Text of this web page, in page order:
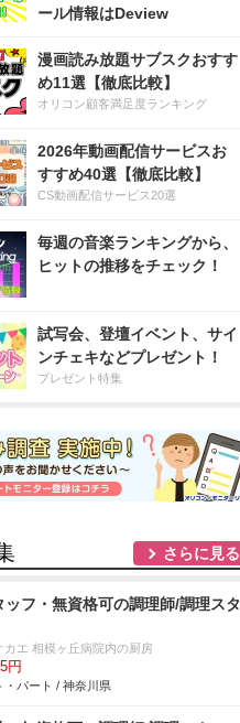
ール情報はDeview
漫画読み放題サブスクおすす
め11選【徹底比較】
オリコン顧客満足度ランキング
2026年動画配信サービスお
すすめ40選【徹底比較】
CS動画配信サービス20選
毎週の音楽ランキングから、
ヒットの推移をチェック！
試写会、登壇イベント、サイ
ンチェキなどプレゼント！
プレゼント特集
さらに見る
ッフ・無資格可の調理師/調理スタ
カエ 相模ヶ丘病院内の厨房
円
・パート / 神奈川県